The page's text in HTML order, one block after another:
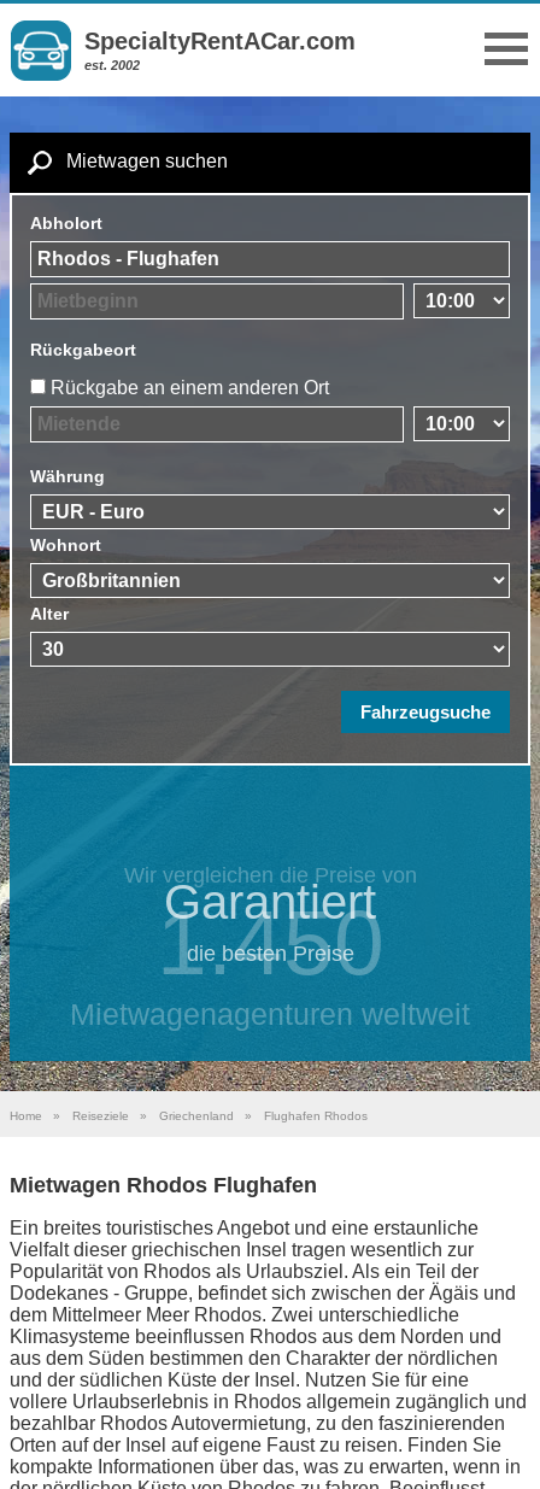
SpecialtyRentACar.com
est. 2002
Mietwagen suchen
Abholort
Rückgabeort
Rückgabe an einem anderen Ort
Währung
Wohnort
Alter
Wir vergleichen die Preise von
1.450
Mietwagenagenturen weltweit
Garantiert
die besten Preise
Home » Reiseziele » Griechenland » Flughafen Rhodos
Mietwagen Rhodos Flughafen
Ein breites touristisches Angebot und eine erstaunliche
Vielfalt dieser griechischen Insel tragen wesentlich zur
Popularität von Rhodos als Urlaubsziel. Als ein Teil der
Dodekanes - Gruppe, befindet sich zwischen der Ägäis und
dem Mittelmeer Meer Rhodos. Zwei unterschiedliche
Klimasysteme beeinflussen Rhodos aus dem Norden und
aus dem Süden bestimmen den Charakter der nördlichen
und der südlichen Küste der Insel. Nutzen Sie für eine
vollere Urlaubserlebnis in Rhodos allgemein zugänglich und
bezahlbar Rhodos Autovermietung, zu den faszinierenden
Orten auf der Insel auf eigene Faust zu reisen. Finden Sie
kompakte Informationen über das, was zu erwarten, wenn in